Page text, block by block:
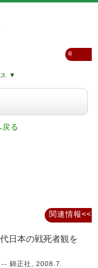
▼
≡
る
日本の戦死者観を
錦正社, 2008.7.
関連情報<<